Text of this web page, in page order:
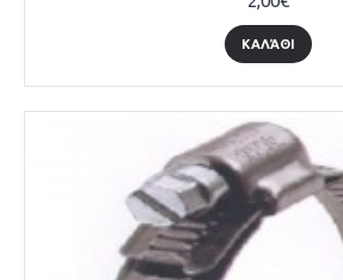
ΚΑΛΆΘΙ